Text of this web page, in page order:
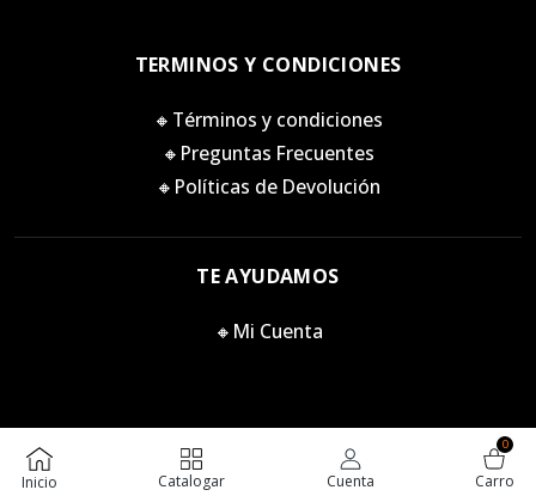
Inicio Catalogar Cuenta
0
Carro
TERMINOS Y CONDICIONES
🔸Términos y condiciones
🔸Preguntas Frecuentes
🔸Políticas de Devolución
TE AYUDAMOS
🔸Mi Cuenta
Killstore 2026. Todos los derechos reservados.